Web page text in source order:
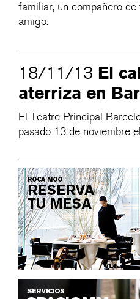
familiar, un compañero
amigo.
18/11/13 El
aterriza en
El Teatre Principal
pasado 13 de noviembre